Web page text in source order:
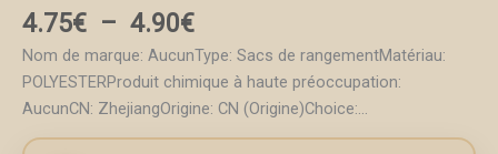
4.75€ – 4.90€Plage
de
prix :
4.75€
Nom de marque: AucunType: Sacs de rangementMatériau:
POLYESTERProduit chimique à haute préoccupation:
AucunCN: ZhejiangOrigine: CN (Origine)Choice:…